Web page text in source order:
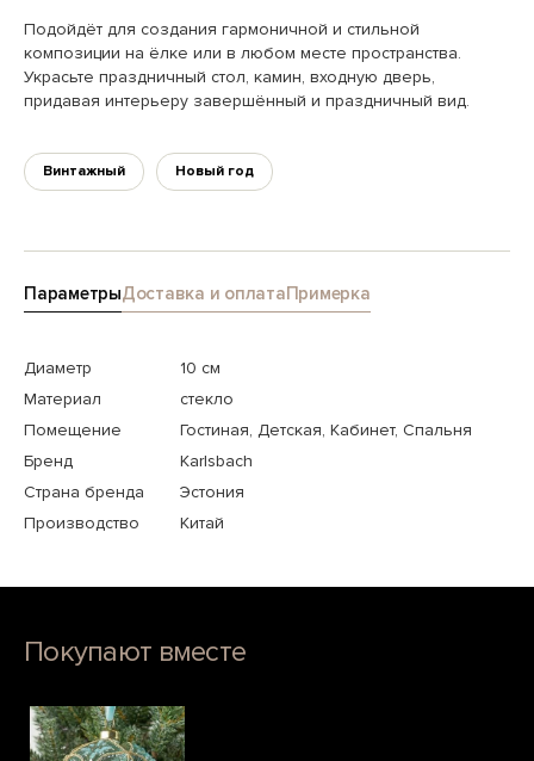
Подойдёт для создания гармоничной и стильной
композиции на ёлке или в любом месте пространства.
Украсьте праздничный стол, камин, входную дверь,
придавая интерьеру завершённый и праздничный вид.
Винтажный Новый год
ПараметрыДоставка и оплатаПримерка
Диаметр
10 см
Материал
стекло
Помещение
Гостиная, Детская, Кабинет, Спальня
Бренд
Karlsbach
Страна бренда
Эстония
Производство
Китай
Покупают вместе